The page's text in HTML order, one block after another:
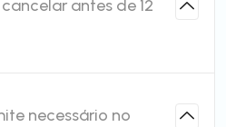
antes de 12
necessário no